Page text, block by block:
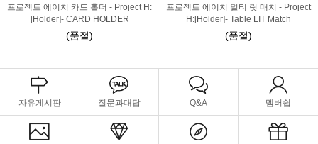
프로젝트 에이치 카드 홀더 - Project H:
[Holder]- CARD HOLDER
(품절)
프로젝트 에이치 멀티 릿 매치 - Project
H:[Holder]- Table LIT Match
(품절)
자유게시판 질문과대답 Q&A 멤버쉽